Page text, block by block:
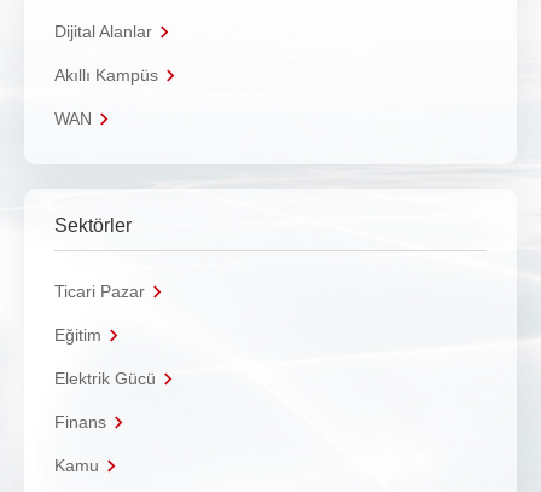
Dijital Alanlar
Akıllı Kampüs
WAN
Sektörler
Ticari Pazar
Eğitim
Elektrik Gücü
Finans
Kamu